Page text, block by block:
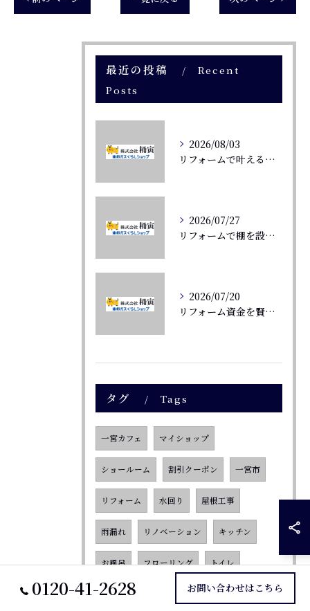
最近の投稿
Recent
Posts
2026/08/03
リフォームで叶えるシンプル構造の暮らし方愛知県一宮市中町の住みやすさと工務店選びガイド
2026/07/27
リフォームで棚を設置し理想の収納と空間活用を実現するポイント
2026/07/20
リフォーム資金を賢く活用する愛知県一宮市玉野で40年戸建てを快適に守る補助金活用法
タグ Tags
一宮カフェ マイショップ
ショールーム 割引クーポン 一宮市
リフォーム 水回り 屋根工事
雨漏れ リノベーション キッチン
お風呂 フローリング トイレ
ガス機器
0120-41-2628 お問い合わせはこちら